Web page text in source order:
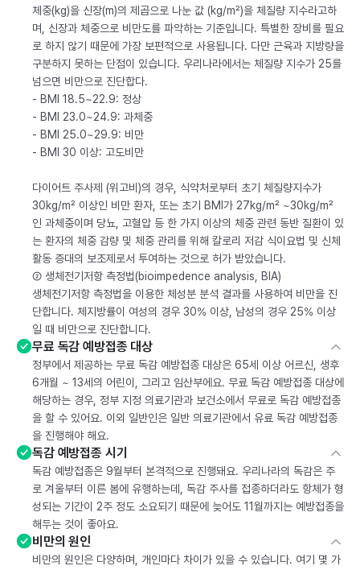
체중(kg)을 신장(m)의 제곱으로 나눈 값 (kg/m²)을 체질량 지수라고하
며, 신장과 체중으로 비만도를 파악하는 기준입니다. 특별한 장비를 필요
로 하지 않기 때문에 가장 보편적으로 사용됩니다. 다만 근육과 지방량을
구분하지 못하는 단점이 있습니다. 우리나라에서는 체질량 지수가 25를
넘으면 비만으로 진단합다.
- BMI 18.5~22.9: 정상
- BMI 23.0~24.9: 과체중
- BMI 25.0~29.9: 비만
- BMI 30 이상: 고도비만
다이어트 주사제 (위고비)의 경우, 식약처로부터 초기 체질량지수가
30kg/m² 이상인 비만 환자, 또는 초기 BMI가 27kg/m² ~30kg/m²
인 과체중이며 당뇨, 고혈압 등 한 가지 이상의 체중 관련 동반 질환이 있
는 환자의 체중 감량 및 체중 관리를 위해 칼로리 저감 식이요법 및 신체
활동 증대의 보조제로서 투여하는 것으로 허가 받았습니다.
② 생체전기저항 측정법(bioimpedence analysis, BIA)
생체전기저항 측정법을 이용한 체성분 분석 결과를 사용하여 비만을 진
단합니다. 체지방률이 여성의 경우 30% 이상, 남성의 경우 25% 이상
일 때 비만으로 진단합니다.
무료 독감 예방접종 대상
정부에서 제공하는 무료 독감 예방접종 대상은 65세 이상 어르신, 생후
6개월 ~ 13세의 어린이, 그리고 임산부에요. 무료 독감 예방접종 대상에
해당하는 경우, 정부 지정 의료기관과 보건소에서 무료로 독감 예방접종
을 할 수 있어요. 이외 일반인은 일반 의료기관에서 유료 독감 예방접종
을 진행해야 해요.
독감 예방접종 시기
독감 예방접종은 9월부터 본격적으로 진행돼요. 우리나라의 독감은 주
로 겨울부터 이른 봄에 유행하는데, 독감 주사를 접종하더라도 항체가 형
성되는 기간이 2주 정도 소요되기 때문에 늦어도 11월까지는 예방접종을
해두는 것이 좋아요.
비만의 원인
비만의 원인은 다양하며, 개인마다 차이가 있을 수 있습니다. 여기 몇 가